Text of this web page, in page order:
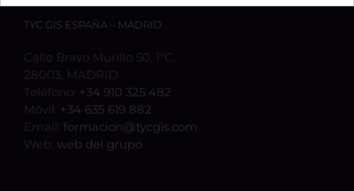
TYC GIS ESPAÑA – MADRID
Calle Bravo Murillo 50, 1ºC,
28003, MADRID
Teléfono: +34 910 325 482
Móvil: +34 635 619 882
Email: formacion@tycgis.com
Web: web del grupo